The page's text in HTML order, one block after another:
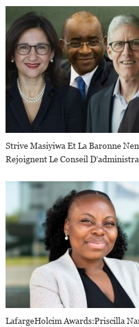
Strive Masiyiwa Et La Baronne
Rejoignent Le Conseil
LafargeHolcim Awards:Priscilla